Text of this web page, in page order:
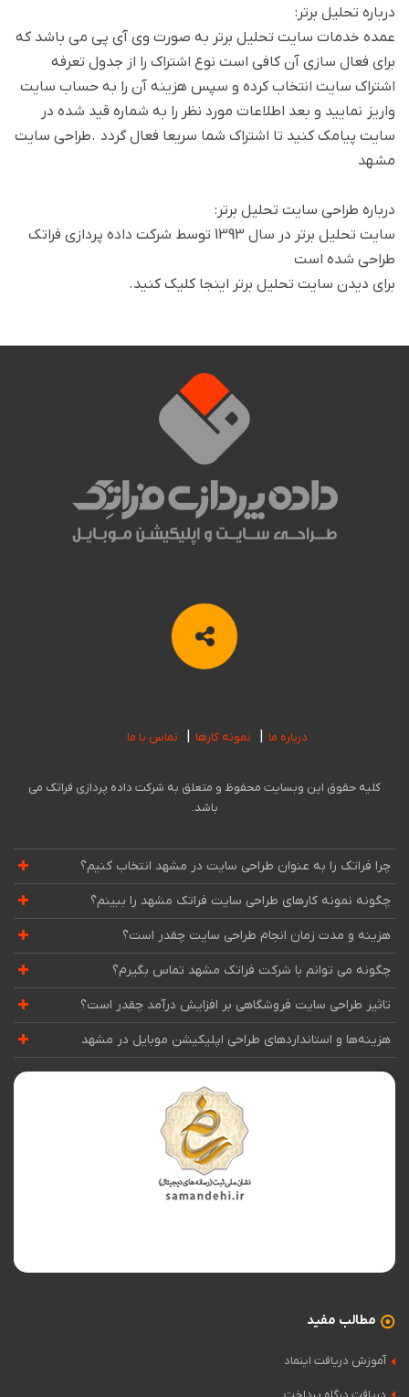
درباره تحلیل برتر:
عمده خدمات سایت تحلیل برتر به صورت وی آی پی می باشد که
برای فعال سازی آن کافی است نوع اشتراک را از جدول تعرفه
اشتراک سایت انتخاب کرده و سپس هزینه آن را به حساب سایت
واریز نمایید و بعد اطلاعات مورد نظر را به شماره قید شده در
سایت پیامک کنید تا اشتراک شما سریعا فعال گردد .طراحی سایت
مشهد
درباره طراحی سایت تحلیل برتر:
سایت تحلیل برتر در سال 1393 توسط شرکت داده پردازی فراتک
طراحی شده است
برای دیدن سایت تحلیل برتر اینجا کلیک کنید.
درباره ما نمونه کارها تماس با ما
کلیه حقوق این وبسایت محفوظ و متعلق به شرکت داده پردازی فراتک می
باشد.
چرا فراتک را به عنوان طراحی سایت در مشهد انتخاب کنیم؟
چگونه نمونه کارهای طراحی سایت فراتک مشهد را ببینم؟
هزینه و مدت زمان انجام طراحی سایت چقدر است؟
چگونه می توانم با شرکت فراتک مشهد تماس بگیرم؟
تاثیر طراحی سایت فروشگاهی بر افزایش درآمد چقدر است؟
هزینه‌ها و استانداردهای طراحی اپلیکیشن موبایل در مشهد
مطالب مفید
آموزش دریافت اینماد